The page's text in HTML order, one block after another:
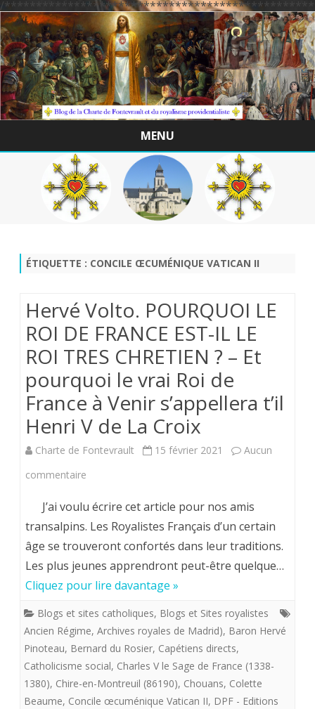
/
MENU
Skip
to
content
ÉTIQUETTE : CONCILE ŒCUMÉNIQUE VATICAN II
Hervé Volto. POURQUOI LE
ROI DE FRANCE EST-IL LE
ROI TRES CHRETIEN ? – Et
pourquoi le vrai Roi de
France à Venir s’appellera t’il
Henri V de La Croix
Charte de Fontevrault 15 février 2021
Aucun
commentaire
Volto.
POURQUOI
LE
FRANCE
EST-
IL
J’ai voulu écrire cet article pour nos amis
transalpins. Les Royalistes Français d’un certain
âge se trouveront confortés dans leur traditions.
Les plus jeunes apprendront peut-être quelque…
Cliquez pour lire davantage »
Blogs et sites catholiques, Blogs et Sites royalistes
Ancien Régime, Archives royales de Madrid), Baron Hervé
Pinoteau, Bernard du Rosier, Capétiens directs,
Catholicisme social, Charles V le Sage de France (1338-
1380), Chire-en-Montreuil (86190), Chouans, Colette
Beaume, Concile œcuménique Vatican II, DPF - Editions